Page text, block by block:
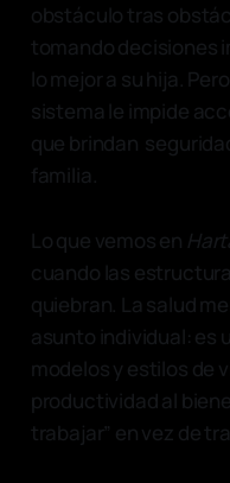
obstáculo tras
tomando decisiones
lo mejor a su hija.
sistema le impide
que brindan
familia.
Lo que vemos en
cuando las
quiebran. La salud
asunto individual: es
modelos y estilos de
productividad al
trabajar” en vez de